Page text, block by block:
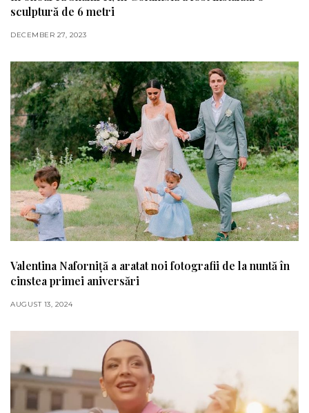
sculptură de 6 metri
DECEMBER 27, 2023
Valentina Naforniță a aratat noi fotografii de la nuntă în
cinstea primei aniversări
AUGUST 13, 2024